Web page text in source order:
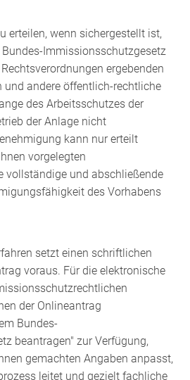
erteilen, wenn sichergestellt ist,
Immissionsschutzgesetz
ergebenden
und andere öffentlich-rechtliche
des Arbeitsschutzes der
der Anlage nicht
kann nur erteilt
vorgelegten
vollständige und abschließende
des Vorhabens
setzt einen schriftlichen
voraus. Für die elektronische
der Onlineantrag
Bundes-
beantragen" zur Verfügung,
gemachten Angaben anpasst,
leitet und gezielt fachliche